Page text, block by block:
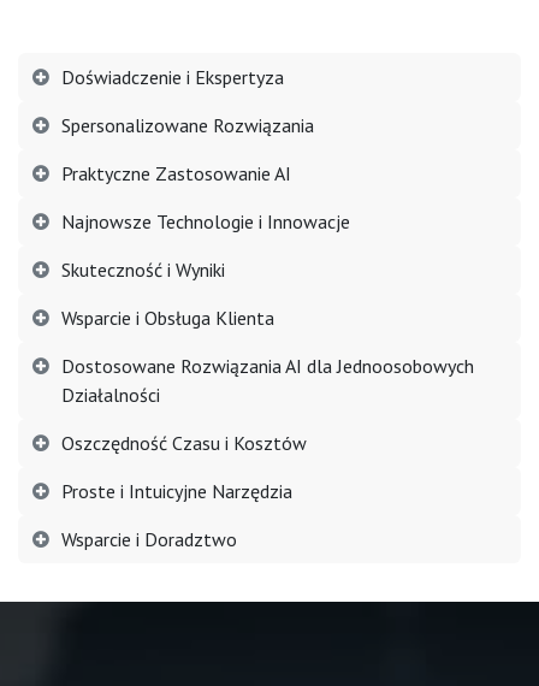
Doświadczenie i Ekspertyza
Spersonalizowane Rozwiązania
Praktyczne Zastosowanie AI
Najnowsze Technologie i Innowacje
Skuteczność i Wyniki
Wsparcie i Obsługa Klienta
Dostosowane Rozwiązania AI dla Jednoosobowych
Działalności
Oszczędność Czasu i Kosztów
Proste i Intuicyjne Narzędzia
Wsparcie i Doradztwo